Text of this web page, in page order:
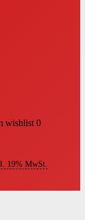
wishlist 0
19% MwSt.